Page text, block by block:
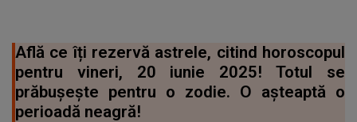
Află ce îți rezervă astrele, citind horoscopul
pentru vineri, 20 iunie 2025! Totul se
prăbușește pentru o zodie. O așteaptă o
perioadă neagră!